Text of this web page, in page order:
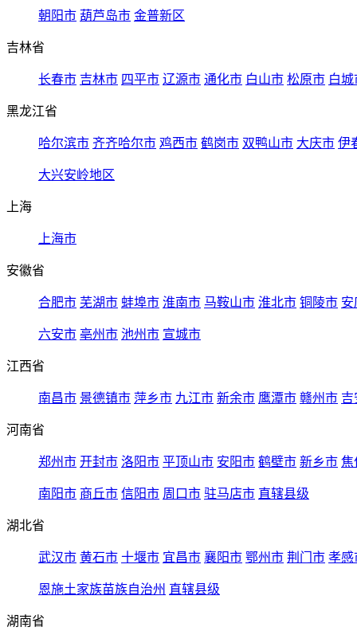
朝阳市 葫芦岛市 金普新区
吉林省
长春市 吉林市 四平市 辽源市 通化市 白山市 松原市 白城
黑龙江省
哈尔滨市 齐齐哈尔市 鸡西市 鹤岗市 双鸭山市 大庆市 伊
大兴安岭地区
上海
上海市
安徽省
合肥市 芜湖市 蚌埠市 淮南市 马鞍山市 淮北市 铜陵市 安
六安市 亳州市 池州市 宣城市
江西省
南昌市 景德镇市 萍乡市 九江市 新余市 鹰潭市 赣州市 吉
河南省
郑州市 开封市 洛阳市 平顶山市 安阳市 鹤壁市 新乡市 焦
南阳市 商丘市 信阳市 周口市 驻马店市 直辖县级
湖北省
武汉市 黄石市 十堰市 宜昌市 襄阳市 鄂州市 荆门市 孝感
恩施土家族苗族自治州 直辖县级
湖南省